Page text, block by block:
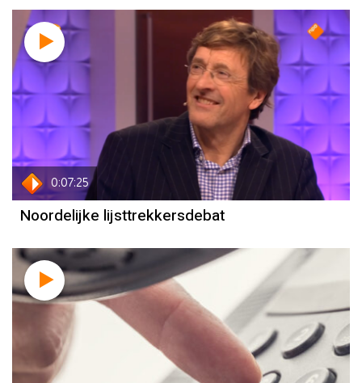
0:07:25
8 februari
Lijsttrekkersdebat Groningen
Noordelijke lijsttrekkersdebat